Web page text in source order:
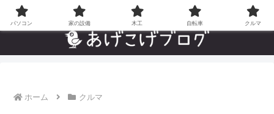
自分でやった”あんなことやこんなこと”の趣味ブログ
ホーム クルマ
パソコン 家の設備 木工 自転車 クルマ